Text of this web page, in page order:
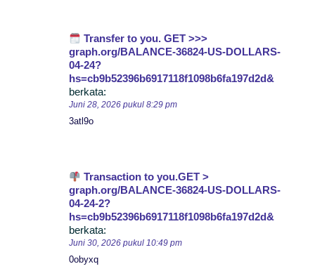
Transfer to you. GET >>>
graph.org/BALANCE-36824-US-DOLLARS-
04-24?
hs=cb9b52396b6917118f1098b6fa197d2d&
berkata:
Juni 28, 2026 pukul 8:29 pm
3atl9o
Transaction to you.GET >
graph.org/BALANCE-36824-US-DOLLARS-
04-24-2?
hs=cb9b52396b6917118f1098b6fa197d2d&
berkata:
Juni 30, 2026 pukul 10:49 pm
0obyxq